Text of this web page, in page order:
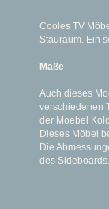
Cooles TV
Stauraum. Ein
Maße
Auch dieses
verschiedenen
der Moebel
Dieses Möbel
Die
des Sideboards.